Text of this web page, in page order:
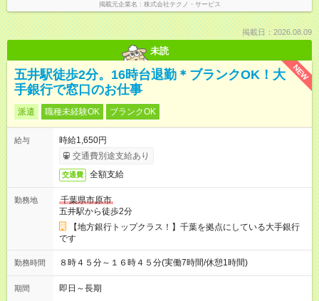
掲載元企業名 株式会社テクノ・サービス
掲載日：2026.08.09
未読
NEW
五井駅徒歩2分。16時台退勤＊ブランクOK！大
手銀行で窓口のお仕事
派遣 職種未経験OK ブランクOK
給与
時給1,650円
交通費別途支給あり
交通費 全額支給
勤務地
千葉県市原市
五井駅から徒歩2分
【地方銀行トップクラス！】千葉を拠点にしている大手銀行
です
勤務時間 ８時４５分～１６時４５分(実働7時間/休憩1時間)
期間 即日～長期